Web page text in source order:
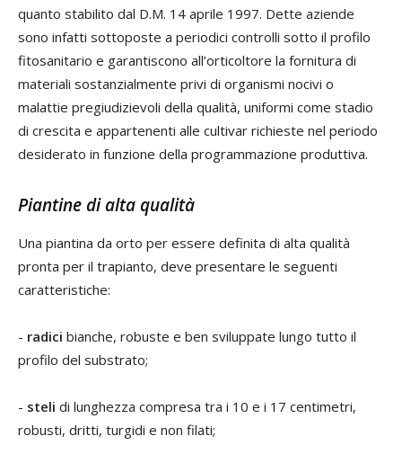
quanto stabilito dal D.M. 14 aprile 1997. Dette aziende
sono infatti sottoposte a periodici controlli sotto il profilo
fitosanitario e garantiscono all’orticoltore la fornitura di
materiali sostanzialmente privi di organismi nocivi o
malattie pregiudizievoli della qualità, uniformi come stadio
di crescita e appartenenti alle cultivar richieste nel periodo
desiderato in funzione della programmazione produttiva.
Piantine di alta qualità
Una piantina da orto per essere definita di alta qualità
pronta per il trapianto, deve presentare le seguenti
caratteristiche:
- radici bianche, robuste e ben sviluppate lungo tutto il
profilo del substrato;
- steli di lunghezza compresa tra i 10 e i 17 centimetri,
robusti, dritti, turgidi e non filati;